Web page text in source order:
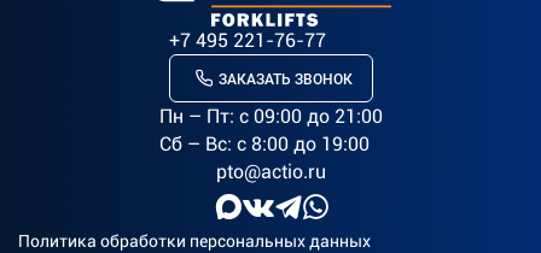
+7 495 221-76-77
ЗАКАЗАТЬ ЗВОНОК
Пн – Пт: c 09:00 до 21:00
Сб – Вс: с 8:00 до 19:00
pto@actio.ru
Политика обработки персональных данных